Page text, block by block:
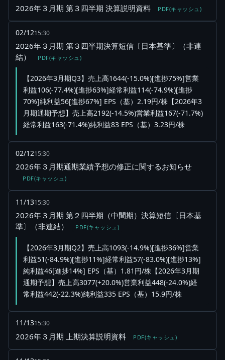
2026年３月期 第３四半期 決算説明資料 PDF(キャッシュ)
02/1215:30
2026年３月期 第３四半期決算短信〔日本基準〕（非連
結）
PDF(キャッシュ)
【2026年3月期Q3】売上高1644(-15.0%)[進捗75%]営業
利益106(-77.4%)[進捗63%]経常利益114(-74.9%)[進捗
70%]純利益56[進捗67%] EPS（基）2.19円/株【2026年3
月期通期予想】売上高2192(-14.5%)営業利益167(-71.7%)
経常利益163(-71.4%)純利益83 EPS（基）3.23円/株
02/1215:30
2026年３月期通期業績予想の修正に関するお知らせ
PDF(キャッシュ)
11/1315:30
2026年３月期 第２四半期（中間期）決算短信〔日本基
準〕（非連結）
PDF(キャッシュ)
【2026年3月期Q2】売上高1093(-14.9%)[進捗36%]営業
利益51(-84.9%)[進捗11%]経常利益57(-83.0%)[進捗13%]
純利益46[進捗14%] EPS（基）1.81円/株【2026年3月期
通期予想】売上高3077(+20.0%)営業利益448(-24.0%)経
常利益442(-22.3%)純利益335 EPS（基）15.9円/株
11/1315:30
2026年３月期 上期決算説明資料 PDF(キャッシュ)